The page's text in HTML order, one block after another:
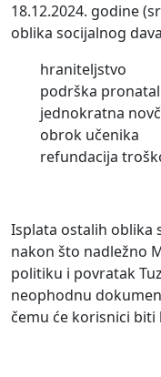
18.12.2024. godine
oblika socijalnog
hraniteljstvo
podrška
jednokratna
obrok učenika
refundacija
Isplata ostalih oblika
nakon što nadležno
politiku i povratak
neophodnu
čemu će korisnici